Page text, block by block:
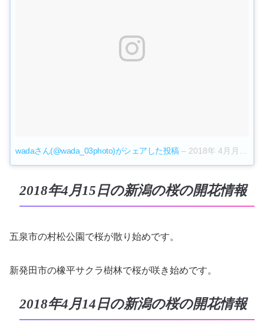
wadaさん(@wada_03photo)がシェアした投稿– 2018年 4月月20日午前5時53分PDT
2018年4月15日の新潟の桜の開花情報
五泉市の村松公園で桜が散り始めです。
新発田市の橡平サクラ樹林で桜が咲き始めです。
2018年4月14日の新潟の桜の開花情報